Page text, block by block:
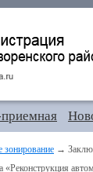
зонирование →
«Реконструкция